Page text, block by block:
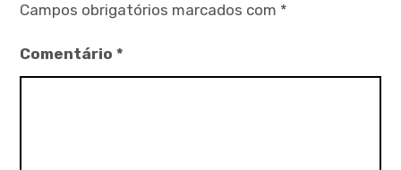
Campos obrigatórios marcados com *
Comentário*